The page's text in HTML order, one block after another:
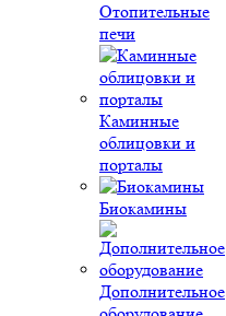
Отопительные
печи
Каминные
облицовки и
порталы
Биокамины
Дополнительное